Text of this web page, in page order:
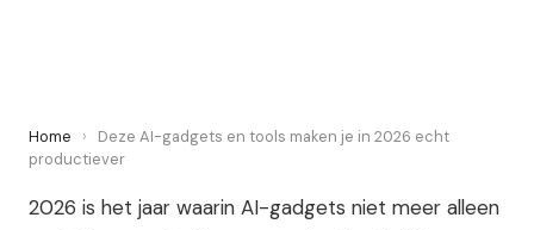
Home ›
Deze AI-gadgets en tools maken je in 2026 echt
productiever
2026 is het jaar waarin AI-gadgets niet meer alleen